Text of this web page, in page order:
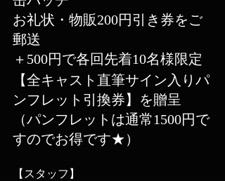
お礼状・物販200円引き券をご
郵送
​＋500円で各回先着10名様限定
【全キャスト直筆サイン入りパ
ンフレット引換券】を贈呈
（パンフレットは通常1500円で
すのでお得です★）
【スタッフ】